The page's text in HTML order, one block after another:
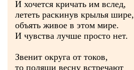
И хочется кричать им вслед,
лететь раскинув крылья шире,
объять живое в этом мире.
И чувства лучше просто нет.
Звенит округа от токов,
то поляши весну встречают